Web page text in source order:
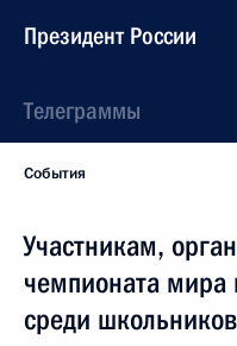
Президент России
Телеграммы
События
Участникам,
чемпионата
среди школьников